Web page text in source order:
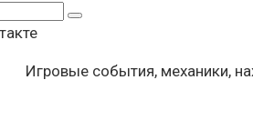
Игровые события, механики,